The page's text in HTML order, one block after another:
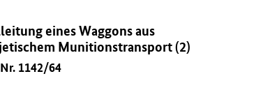
eines Waggons aus
Munitionstransport (2)
1142/64